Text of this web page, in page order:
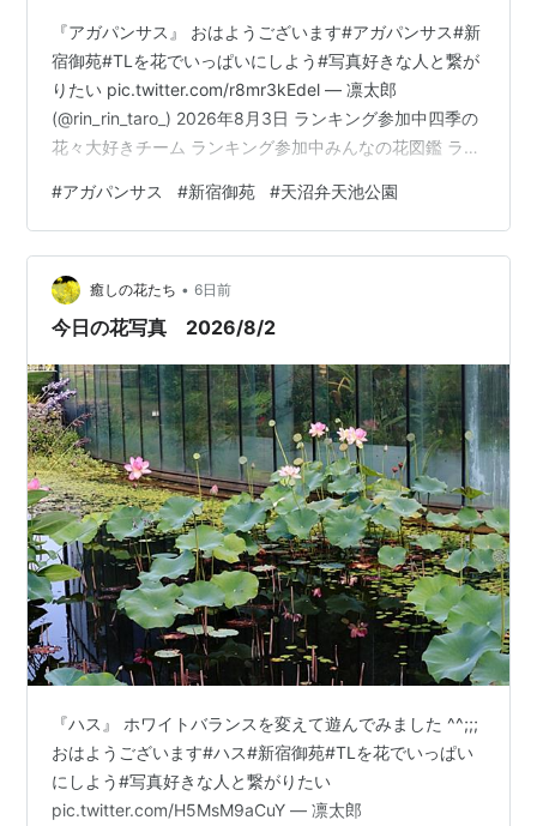
『アガパンサス』 おはようございます#アガパンサス#新
宿御苑#TLを花でいっぱいにしよう#写真好きな人と繋が
りたい pic.twitter.com/r8mr3kEdel — 凛太郎
(@rin_rin_taro_) 2026年8月3日 ランキング参加中四季の
花々大好きチーム ランキング参加中みんなの花図鑑 ラン
#アガパンサス #新宿御苑 #天沼弁天池公園
癒しの花たち • 6日前
今日の花写真 2026/8/2
『ハス』 ホワイトバランスを変えて遊んでみました ^^;;;
おはようございます#ハス#新宿御苑#TLを花でいっぱい
にしよう#写真好きな人と繋がりたい
pic.twitter.com/H5MsM9aCuY — 凛太郎